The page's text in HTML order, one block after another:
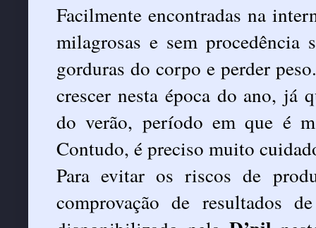
Facilmente encontradas na
milagrosas e sem procedência
gorduras do corpo e perder
crescer nesta época do ano, já
do verão, período em que é
Contudo, é preciso muito
Para evitar os riscos de
comprovação de resultados